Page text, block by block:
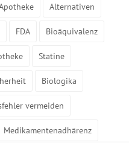
Alternativen
FDA Bioäquivalenz
Statine
Biologika
vermeiden
Medikamentenadhärenz